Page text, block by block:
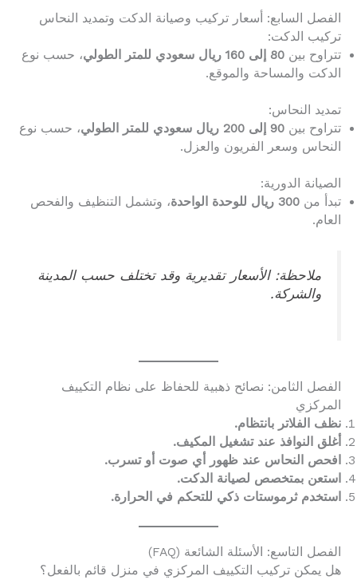
الفصل السابع: أسعار تركيب وصيانة الدكت وتمديد النحاس
تركيب الدكت:
تتراوح بين 80 إلى 160 ريال سعودي للمتر الطولي
، حسب نوع
الدكت والمساحة والموقع.
تمديد النحاس:
تتراوح بين 90 إلى 200 ريال سعودي للمتر الطولي
، حسب نوع
النحاس وسعر الفريون والعزل.
الصيانة الدورية:
تبدأ من 300 ريال للوحدة الواحدة
، وتشمل التنظيف والفحص
العام.
ملاحظة: الأسعار تقديرية وقد تختلف حسب المدينة
والشركة.
الفصل الثامن: نصائح ذهبية للحفاظ على نظام التكييف
المركزي
نظف الفلاتر بانتظام.
أغلق النوافذ عند تشغيل المكيف.
افحص النحاس عند ظهور أي صوت أو تسرب.
استعن بمتخصص لصيانة الدكت.
استخدم ثرموستات ذكي للتحكم في الحرارة.
الفصل التاسع: الأسئلة الشائعة (FAQ)
هل يمكن تركيب التكييف المركزي في منزل قائم بالفعل؟